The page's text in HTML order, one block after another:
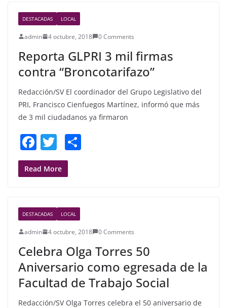
b
o
o
k
DESTACADAS LOCAL
admin 4 octubre, 2018 0 Comments
Reporta GLPRI 3 mil firmas
contra “Broncotarifazo”
Redacción/SV El coordinador del Grupo Legislativo del
PRI, Francisco Cienfuegos Martínez, informó que más
de 3 mil ciudadanos ya firmaron
F
a
c
b
o
o
k
T
w
itt
Read More
DESTACADAS LOCAL
admin 4 octubre, 2018 0 Comments
Celebra Olga Torres 50
Aniversario como egresada de la
Facultad de Trabajo Social
Redacción/SV Olga Torres celebra el 50 aniversario de